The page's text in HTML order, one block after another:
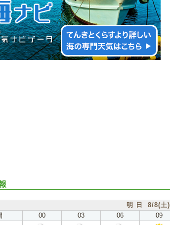
明 日 8/8(土)
00 03 06 09